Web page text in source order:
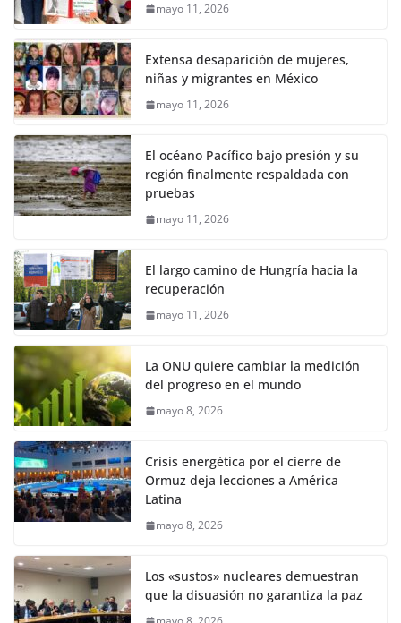
mayo 11, 2026
Extensa desaparición de mujeres,
niñas y migrantes en México
mayo 11, 2026
El océano Pacífico bajo presión y su
región finalmente respaldada con
pruebas
mayo 11, 2026
El largo camino de Hungría hacia la
recuperación
mayo 11, 2026
La ONU quiere cambiar la medición
del progreso en el mundo
mayo 8, 2026
Crisis energética por el cierre de
Ormuz deja lecciones a América
Latina
mayo 8, 2026
Los «sustos» nucleares demuestran
que la disuasión no garantiza la paz